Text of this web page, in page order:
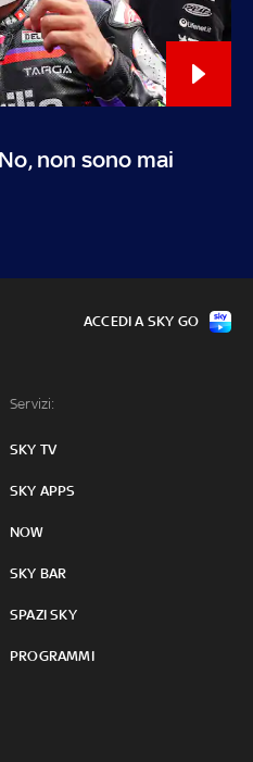
non sono mai
Servizi:
SKY TV
SKY APPS
NOW
SKY BAR
SPAZI SKY
PROGRAMMI
ACCEDI A SKY GO